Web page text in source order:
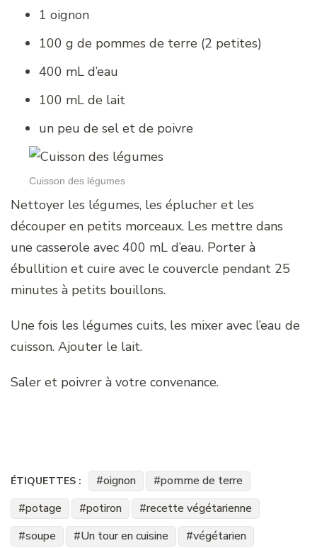
1 oignon
100 g de pommes de terre (2 petites)
400 mL d’eau
100 mL de lait
un peu de sel et de poivre
Cuisson des légumes
Nettoyer les légumes, les éplucher et les
découper en petits morceaux. Les mettre dans
une casserole avec 400 mL d’eau. Porter à
ébullition et cuire avec le couvercle pendant 25
minutes à petits bouillons.
Une fois les légumes cuits, les mixer avec l’eau de
cuisson. Ajouter le lait.
Saler et poivrer à votre convenance.
ÉTIQUETTES : oignon
pomme de terre
potage
potiron
recette végétarienne
soupe
Un tour en cuisine
végétarien